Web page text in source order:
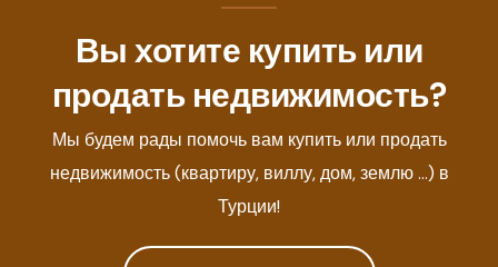
Вы хотите купить или
продать недвижимость?
Мы будем рады помочь вам купить или продать
недвижимость (квартиру, виллу, дом, землю ...) в
Турции!